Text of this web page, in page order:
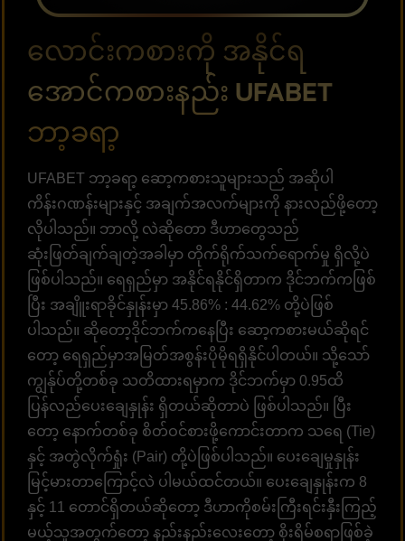
လောင်းကစားကို အနိုင်ရ
အောင်ကစားနည်း UFABET
ဘာ့ခရာ့
UFABET ဘာ့ခရာ့ ဆော့ကစားသူများသည် အဆိုပါ
ကိန်းဂဏန်းများနှင့် အချက်အလက်များကို နားလည်ဖို့တော့
လိုပါသည်။ ဘာလို့ လဲဆိုတော ဒီဟာတွေသည်
ဆုံးဖြတ်ချက်ချတဲ့အခါမှာ တိုက်ရိုက်သက်ရောက်မှု ရှိလို့ပဲ
ဖြစ်ပါသည်။ ရေရှည်မှာ အနိုင်ရနိုင်ရှိတာက ဒိုင်ဘက်ကဖြစ်
ပြီး အချိူးရာခိုင်နှုန်းမှာ 45.86% : 44.62% တို့ပဲဖြစ်
ပါသည်။ ဆိုတော့ဒိုင်ဘက်ကနေပြီး ဆော့ကစားမယ်ဆိုရင်
တော့ ရေရှည်မှာအမြတ်အစွန်းပိုမိုရရှိနိုင်ပါတယ်။ သို့သော်
ကျွန်ုပ်တို့တစ်ခု သတိထားရမှာက ဒိုင်ဘက်မှာ 0.95ထိ
ပြန်လည်ပေးချေနှုန်း ရှိတယ်ဆိုတာပဲ ဖြစ်ပါသည်။ ပြီး
တော့ နောက်တစ်ခု စိတ်ဝင်စားဖို့ကောင်းတာက သရေ (Tie)
နှင့် အတွဲလိုက်ရှုံး (Pair) တို့ပဲဖြစ်ပါသည်။ ပေးချေမှုနှုန်း
မြင့်မားတာကြောင့်လဲ ပါမယ်ထင်တယ်။ ပေးချေနှုန်းက 8
နှင့် 11 တောင်ရှိတယ်ဆိုတော့ ဒီဟာကိုစမ်းကြီးရင်းနှီးကြည့်
မယ့်သူအတွက်တော့ နည်းနည်းလေးတော့ စိုးရိမ်စရာဖြစ်ခဲ့